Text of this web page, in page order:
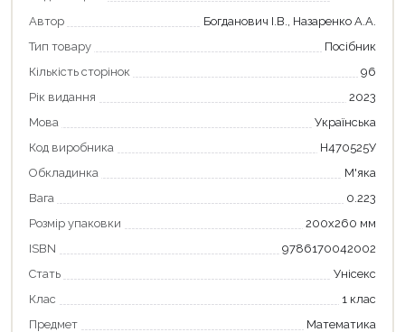
Автор
Богданович І.В., Назаренко А.А.
Тип товару
Посібник
Кількість сторінок
96
Рік видання
2023
Мова
Українська
Код виробника
Н470525У
Обкладинка
М'яка
Вага
0.223
Розмір упаковки
200х260 мм
ISBN
9786170042002
Стать
Унісекс
Клас
1 клас
Предмет
Математика
Продовжити покупки
Оформити замовлення